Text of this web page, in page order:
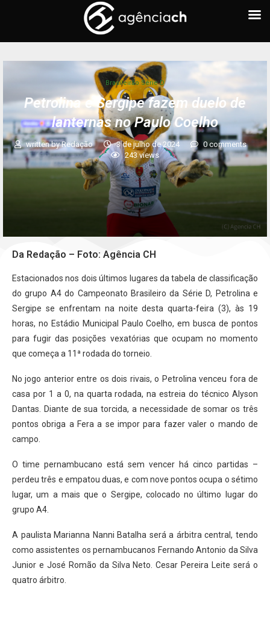
Brasileirão Série D
Petrolina e Sergipe fazem duelo de
lanternas no Paulo Coelho
written byRedação 3 de julho de 2024
0 comments
243views
Da Redação – Foto: Agência CH
Estacionados nos dois últimos lugares da tabela de classificação
do grupo A4 do Campeonato Brasileiro da Série D, Petrolina e
Sergipe se enfrentam na noite desta quarta-feira (3), às 19
horas, no Estádio Municipal Paulo Coelho, em busca de pontos
para fugir das posições vexatórias que ocupam no momento
que começa a 11ª rodada do torneio.
No jogo anterior entre os dois rivais, o Petrolina venceu fora de
casa por 1 a 0, na quarta rodada, na estreia do técnico Alyson
Dantas. Diante de sua torcida, a necessidade de somar os três
pontos obriga a Fera a se impor para fazer valer o mando de
campo.
O time pernambucano está sem vencer há cinco partidas –
perdeu três e empatou duas, e com nove pontos ocupa o sétimo
lugar, um a mais que o Sergipe, colocado no último lugar do
grupo A4.
A paulista Marianna Nanni Batalha será a árbitra central, tendo
como assistentes os pernambucanos Fernando Antonio da Silva
Junior e José Romão da Silva Neto. Cesar Pereira Leite será o
quatro árbitro.